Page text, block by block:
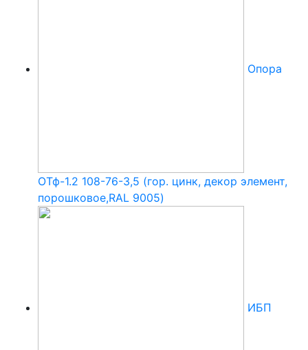
Опора
ОТф-1.2 108-76-3,5 (гор. цинк, декор элемент,
порошковое,RAL 9005)
ИБП